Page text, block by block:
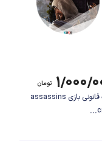
و پایینی بود اما آنچه
توانید این بازی ستایش
۰۰۰ تومان
اکانت قانونی بازی assassins